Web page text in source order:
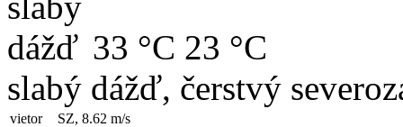
33 °C 23 °C
slabý dážď, čerstvý
vietor SZ, 8.62 m/s